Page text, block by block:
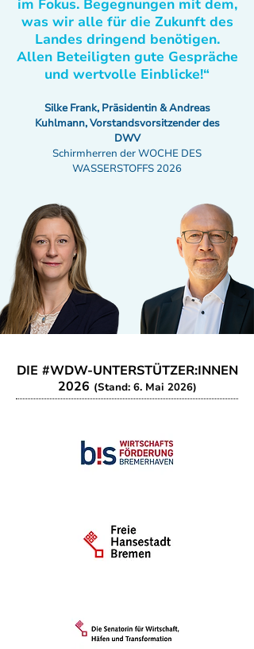
im Fokus. Begegnungen mit dem,
was wir alle für die Zukunft des
Landes dringend benötigen.
Allen Beteiligten gute Gespräche
und wertvolle Einblicke!“
Silke Frank, Präsidentin & Andreas
Kuhlmann, Vorstandsvorsitzender des
DWV
Schirmherren der WOCHE DES
WASSERSTOFFS 2026
DIE #WDW-UNTERSTÜTZER:INNEN
2026 (Stand: 6. Mai 2026)